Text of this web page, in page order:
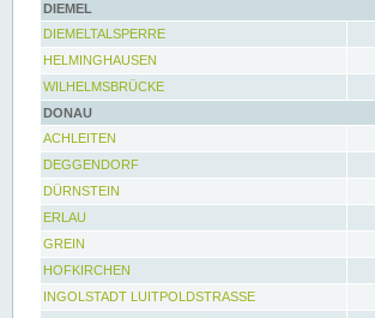
DIEMEL
DIEMELTALSPERRE
HELMINGHAUSEN
WILHELMSBRÜCKE
DONAU
ACHLEITEN
DEGGENDORF
DÜRNSTEIN
ERLAU
GREIN
HOFKIRCHEN
INGOLSTADT LUITPOLDSTRASSE